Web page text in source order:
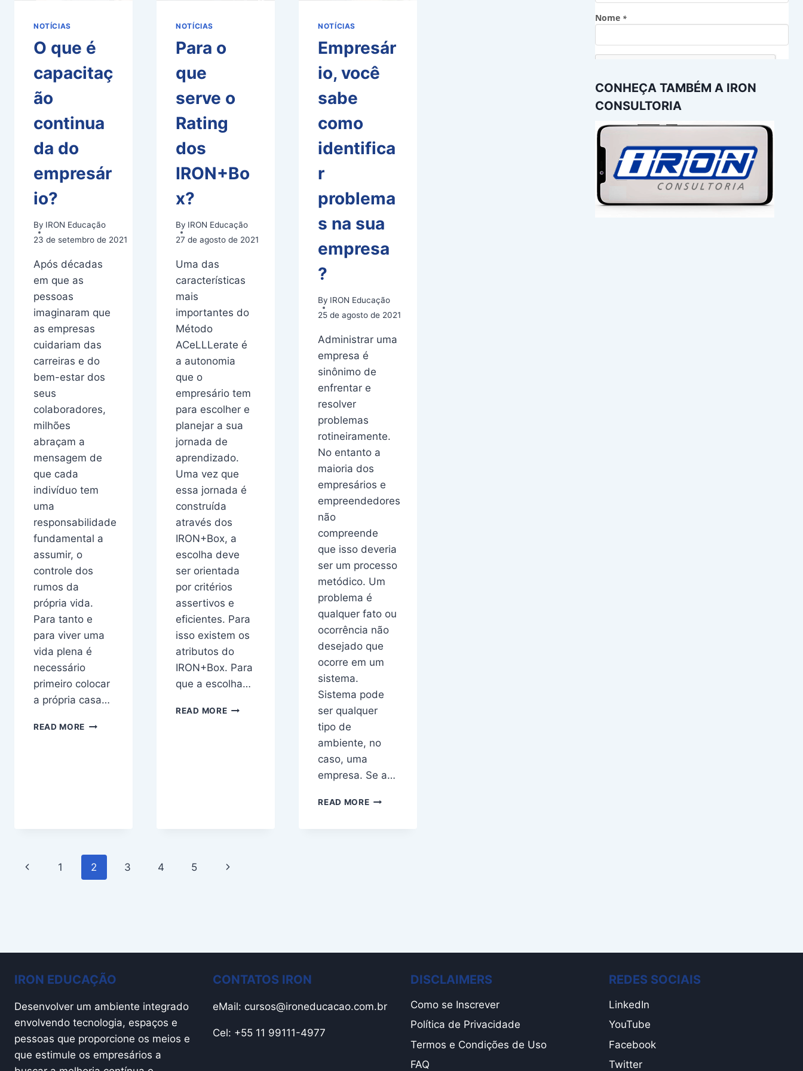
NOTÍCIAS
O que é
capacitaç
ão
continua
da do
empresár
io?
By IRON Educação
23 de setembro de 2021
Após décadas
em que as
pessoas
imaginaram que
as empresas
cuidariam das
carreiras e do
bem-estar dos
seus
colaboradores,
milhões
abraçam a
mensagem de
que cada
indivíduo tem
uma
responsabilidade
fundamental a
assumir, o
controle dos
rumos da
própria vida.
Para tanto e
para viver uma
vida plena é
necessário
primeiro colocar
a própria casa…
READ MORE O
NOTÍCIAS
Para o
que
serve o
Rating
dos
IRON+Bo
x?
By IRON Educação
27 de agosto de 2021
Uma das
características
mais
importantes do
Método
ACeLLLerate é
a autonomia
que o
empresário tem
para escolher e
planejar a sua
jornada de
aprendizado.
Uma vez que
essa jornada é
construída
através dos
IRON+Box, a
escolha deve
ser orientada
por critérios
assertivos e
eficientes. Para
isso existem os
atributos do
IRON+Box. Para
que a escolha…
READ MOREPARA
NOTÍCIAS
Empresár
io, você
sabe
como
identifica
r
problema
s na sua
empresa
?
By IRON Educação
25 de agosto de 2021
Administrar uma
empresa é
sinônimo de
enfrentar e
resolver
problemas
rotineiramente.
No entanto a
maioria dos
empresários e
empreendedores
não
compreende
que isso deveria
ser um processo
metódico. Um
problema é
qualquer fato ou
ocorrência não
desejado que
ocorre em um
sistema.
Sistema pode
ser qualquer
tipo de
ambiente, no
caso, uma
empresa. Se a…
READ MOREEMPRESÁRIO,
Page
Previous
1 2 3 4 5
Next
CONHEÇA TAMBÉM A IRON
CONSULTORIA
IRON EDUCAÇÃO
Desenvolver um ambiente integrado
envolvendo tecnologia, espaços e
pessoas que proporcione os meios e
que estimule os empresários a
CONTATOS IRON
eMail: cursos@ironeducacao.com.br
Cel: +55 11 99111-4977
DISCLAIMERS
Como se Inscrever
Política de Privacidade
Termos e Condições de Uso
FAQ
REDES SOCIAIS
LinkedIn
YouTube
Facebook
Twitter